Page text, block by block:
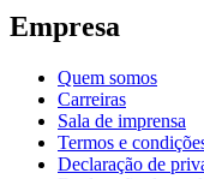
Empresa
Quem somos
Carreiras
Sala de imprensa
Termos e
Declaração de